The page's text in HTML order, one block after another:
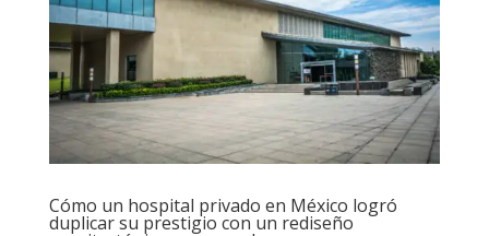
Cómo un hospital privado en México logró
duplicar su prestigio con un rediseño